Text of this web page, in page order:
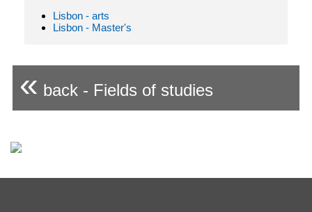
Lisbon - arts
Lisbon - Master's
« back - Fields of studies